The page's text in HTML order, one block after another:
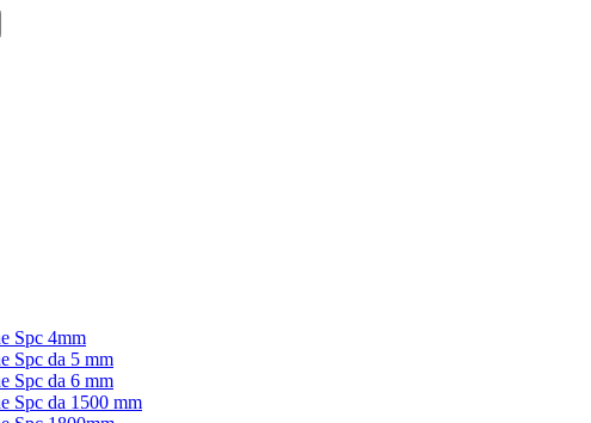
Spc 4mm
Spc da 5 mm
Spc da 6 mm
Spc da 1500 mm